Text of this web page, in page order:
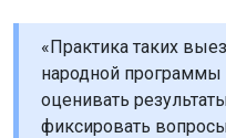
«Практика таких
народной программы
оценивать
фиксировать